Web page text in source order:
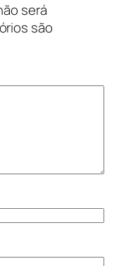
será
são